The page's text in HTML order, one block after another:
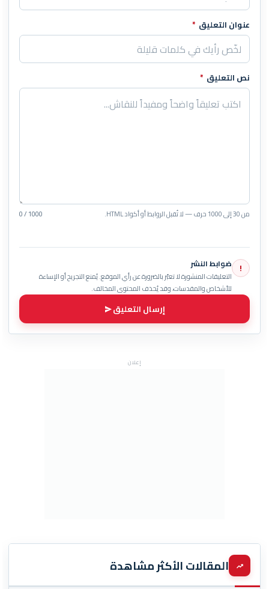
عنوان التعليق *
نص التعليق *
من 30 إلى 1000 حرف — لا تُقبل الروابط أو أكواد HTML. 0 / 1000
! ضوابط النشر
التعليقات المنشورة لا تعبّر بالضرورة عن رأي الموقع. يُمنع التجريح أو الإساءة
للأشخاص والمقدسات، وقد يُحذف المحتوى المخالف.
إرسال التعليق
إعلان
المقالات الأكثر مشاهدة